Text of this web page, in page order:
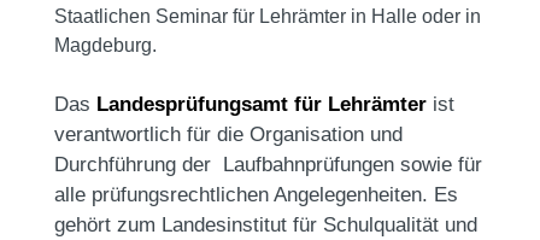
Staatlichen Seminar für Lehrämter in Halle oder in
Magdeburg.
Das Landesprüfungsamt für Lehrämter ist
verantwortlich für die Organisation und
Durchführung der Laufbahnprüfungen sowie für
alle prüfungsrechtlichen Angelegenheiten. Es
gehört zum Landesinstitut für Schulqualität und